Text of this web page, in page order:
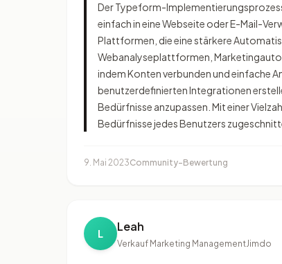
Der Typeform-
einfach in eine Webseite oder E-Mail-
Plattformen, die eine stärkere
Webanalyseplattformen,
indem Konten verbunden und einfache
benutzerdefinierten Integrationen
Bedürfnisse anzupassen. Mit einer
Bedürfnisse jedes Benutzers
9. Mai 2023Community-Bewertung
L Leah
Verkauf Marketing ManagementJimdo